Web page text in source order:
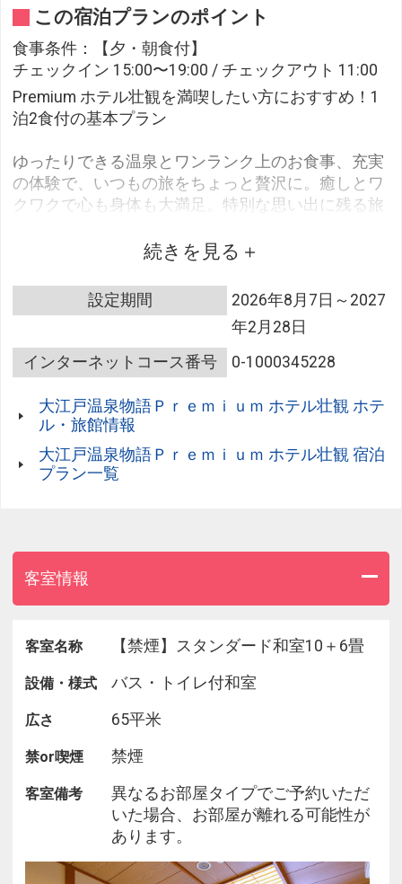
この宿泊プランのポイント
食事条件：【夕・朝食付】
チェックイン 15:00〜19:00 / チェックアウト 11:00
Premium ホテル壮観を満喫したい方におすすめ！1
泊2食付の基本プラン
ゆったりできる温泉とワンランク上のお食事、充実
の体験で、いつもの旅をちょっと贅沢に。癒しとワ
クワクで心も身体も大満足。特別な思い出に残る旅
なバイキングに加えて、ハーゲンダッツアイスクリ
ームなど
豪華メニューが食べ放題。いつお越しいただいて
も、選ぶ楽しさと美味しさをお楽しみいただけま
す。
■松島エリアについて
日本三景の一つとして知られており、松島湾内外に
ある約260の島々と太平洋が作り出す雄大な景色が
広がります。
■ホテルについて
チェックイン時、湯上りなどに自由に利用できる無
ラウンジをご用意。
ラウンジの外にはアウトサイドテラスも広がり、青
空や朝焼け、頭上に広がる満天の星の中でゆったり
開放感のある露天風呂では、夜には満天の星や月を
しめます。
※写真はイメージです。
※事前のお食事時間帯のご予約は承っておらず、チ
ェックイン順にご希望の時間帯を承っております。
※3歳以上の幼児のお子様は有料です。（食事・布
続きを見る
設定期間
2026年8月7日～2027
年2月28日
インターネットコース番号
0-1000345228
大江戸温泉物語Ｐｒｅｍｉｕｍ ホテル壮観 ホテ
ル・旅館情報
大江戸温泉物語Ｐｒｅｍｉｕｍ ホテル壮観 宿泊
プラン一覧
客室情報
客室名称 【禁煙】スタンダード和室10＋6畳
設備・様式 バス・トイレ付和室
広さ 65平米
禁or喫煙 禁煙
客室備考
異なるお部屋タイプでご予約いただ
いた場合、お部屋が離れる可能性が
あります。